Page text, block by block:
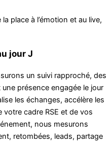
place à l’émotion et au live,
jour J
un suivi rapproché, des
présence engagée le jour
les échanges, accélère les
cadre RSE et de vos
nous mesurons
retombées, leads, partage